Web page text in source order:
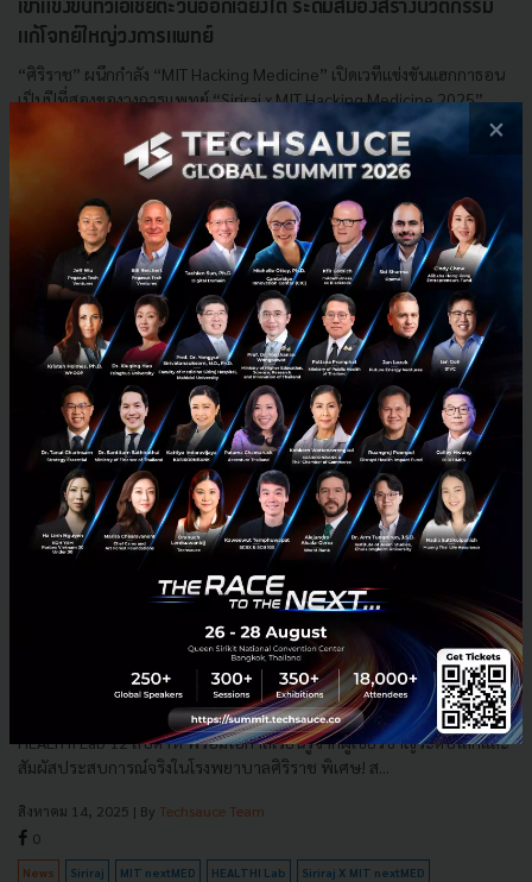
เข้าแข่งขันทั่วเอเชียตะวันออกเฉียงใต้ ระดมสมองสร้างนวัตกรรม
แก้โจทย์ใหญ่วงการแพทย์
“ศิริราช” ผนึกกำลัง “MIT Hacking Medicine” เปิดเวทีแข่งขันแฮกกาธอน
เป็นปีที่สองของวงการแพทย์ “Siriraj x MIT Hacking Medicine 2025”
ระหว่างวันที่ 31 ตุลาคม – 2 พฤศจิกายน พ.ศ. 2568 เร...
กันยายน 18, 2025| ByTechsauce Team
siriraj การแพทย์ Siriraj x MIT Hacking Medicine 2025
Siriraj X MIT nextMED เปิดตัว 'HEALTHI Lab' หลักสูตร
เร่งสปีด Healthcare Innovation ปั้นผู้ประกอบการยุคใหม่
Siriraj X MIT ผนึกกำลังสร้างผู้ประกอบการสุขภาพแห่งอนาคตในหลักสูตร
HEALTHI Lab 12 สัปดาห์ พร้อมโอกาสเรียนรู้จากผู้เชี่ยวชาญระดับโลกและ
สัมผัสประสบการณ์จริงในโรงพยาบาลศิริราช พิเศษ! ส...
สิงหาคม 14, 2025 | By Techsauce Team
0
News Siriraj MIT nextMED HEALTHI Lab Siriraj X MIT nextMED
×